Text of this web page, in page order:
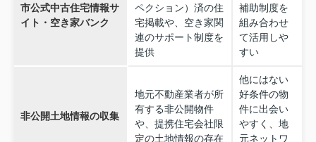
市公式中古住宅情報サ
イト・空き家バンク
ペクション）済の住
宅掲載や、空き家関
連のサポート制度を
提供
補助制度を
組み合わせ
て活用しや
すい
非公開土地情報の収集
地元不動産業者が所
有する非公開物件
や、提携住宅会社限
定の土地情報の存在
他にはない
好条件の物
件に出会い
やすく、地
元ネットワ